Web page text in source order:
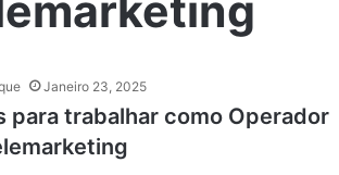
Janeiro 23, 2025
para trabalhar como Operador